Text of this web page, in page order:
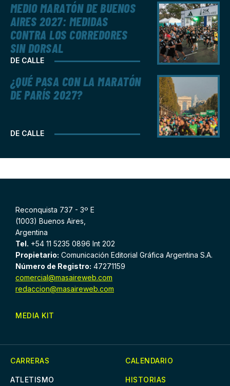
DE CALLE
MEDIO MARATÓN DE BUENOS
AIRES 2027: MEDIDAS
CONTRA LOS CORREDORES
SIN DORSAL
DE CALLE
¿QUÉ PASA CON LA MARATÓN
DE PARÍS 2027?
Reconquista 737 - 3º E
(1003) Buenos Aires,
Argentina
Tel. +54 11 5235 0896 Int 202
Propietario: Comunicación Editorial Gráfica Argentina S.A.
Número de Registro: 47271159
comercial@masaireweb.com
redaccion@masaireweb.com
MEDIA KIT
CARRERAS
ATLETISMO
CALENDARIO
HISTORIAS